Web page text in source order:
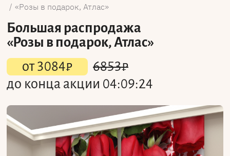
Розы в подарок, Атлас
Большая распродажа
«Розы в подарок, Атлас»
от3084₽ 6853₽
до конца акции 04:09:24